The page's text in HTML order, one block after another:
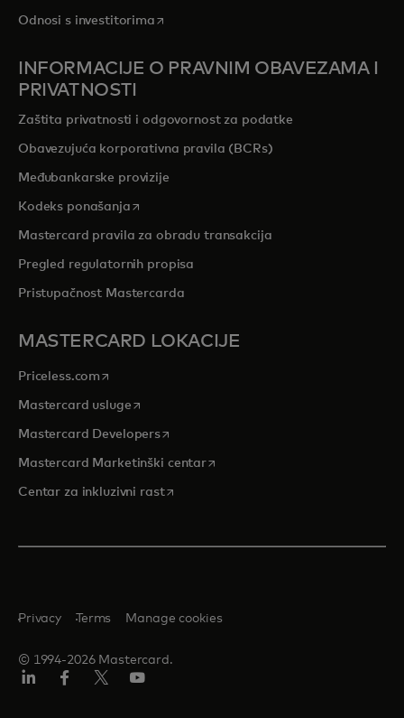
Odnosi s investitorimaopens in a new tab
INFORMACIJE O PRAVNIM OBAVEZAMA I
PRIVATNOSTI
Zaštita privatnosti i odgovornost za podatke
Obavezujuća korporativna pravila (BCRs)
Međubankarske provizije
Kodeks ponašanjaopens in a new tab
Mastercard pravila za obradu transakcija
Pregled regulatornih propisa
Pristupačnost Mastercarda
MASTERCARD LOKACIJE
Priceless.com opens in a new tab
Mastercard uslugeopens in a new tab
Mastercard Developersopens in a new tab
Mastercard Marketinški centaropens in a new tab
Centar za inkluzivni rastopens in a new tab
© 1994-2026 Mastercard.
Privacy Terms Manage cookies